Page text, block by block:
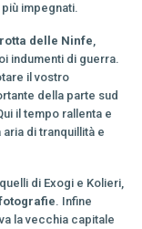
impegnati.
delle Ninfe
indumenti di guerra.
il vostro
della parte sud
il tempo rallenta e
di tranquillità e
di Exogi e Kolieri,
. Infine
la vecchia capitale